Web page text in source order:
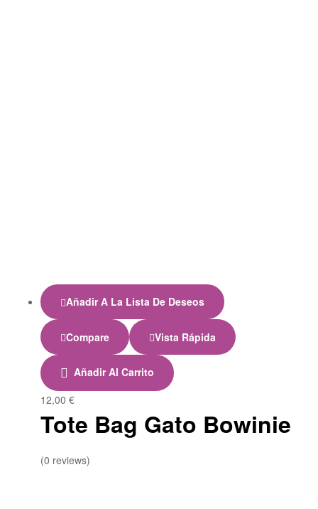
Añadir A La Lista De Deseos
Compare Vista Rápida
Añadir Al Carrito
12,00 €
Tote Bag Gato Bowinie
(0 reviews)